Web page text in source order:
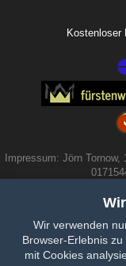
Wir verwenden
Browser-Erlebnis
mit Cookies
Kostenloser
Impressum: Jörn